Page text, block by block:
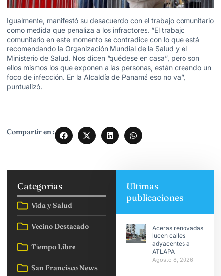
Igualmente, manifestó su desacuerdo con el trabajo comunitario
como medida que penaliza a los infractores. “El trabajo
comunitario en este momento se contradice con lo que está
recomendando la Organización Mundial de la Salud y el
Ministerio de Salud. Nos dicen “quédese en casa”, pero son
ellos mismos los que exponen a las personas, están creando un
foco de infección. En la Alcaldía de Panamá eso no va”,
puntualizó.
Compartir en :
Categorias
Vida y Salud
Vecino Destacado
Tiempo Libre
San Francisco News
Ultimas
publicaciones
Aceras renovadas
lucen calles
adyacentes a
ATLAPA
Agosto 8, 2026